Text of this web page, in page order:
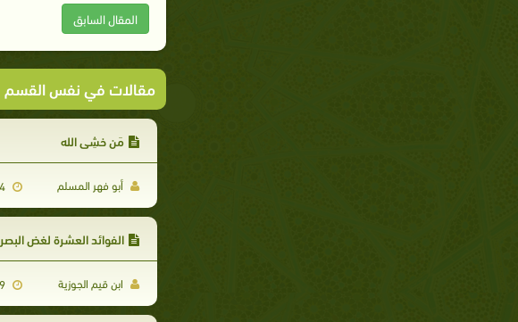
المقال السابق
مقالات في نفس القسم
مَن خشِي الله
أبو فهر المسلم 2015-11-04
الفوائد العشرة لغض البصر
ابن قيم الجوزية